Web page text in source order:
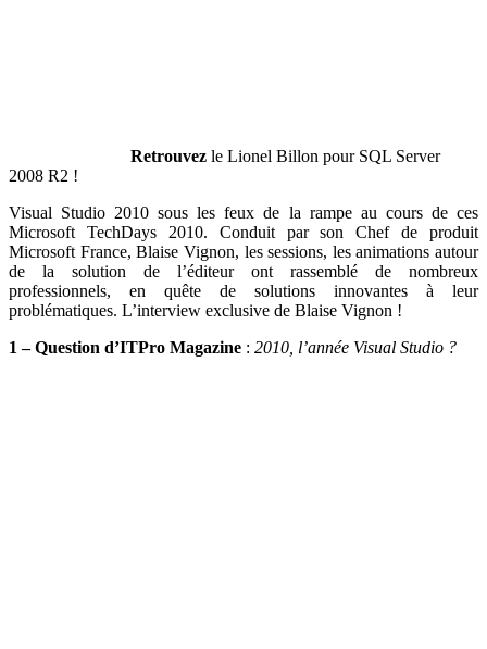
Retrouvez le Lionel Billon pour SQL Server
2008 R2 !
Visual Studio 2010 sous les feux de la rampe au cours de ces
Microsoft TechDays 2010. Conduit par son Chef de produit
Microsoft France, Blaise Vignon, les sessions, les animations autour
de la solution de l’éditeur ont rassemblé de nombreux
professionnels, en quête de solutions innovantes à leur
problématiques. L’interview exclusive de Blaise Vignon !
1 – Question d’ITPro Magazine : 2010, l’année Visual Studio ?